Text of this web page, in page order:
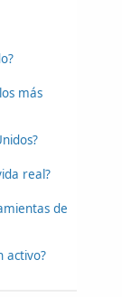
más
real?
de
activo?